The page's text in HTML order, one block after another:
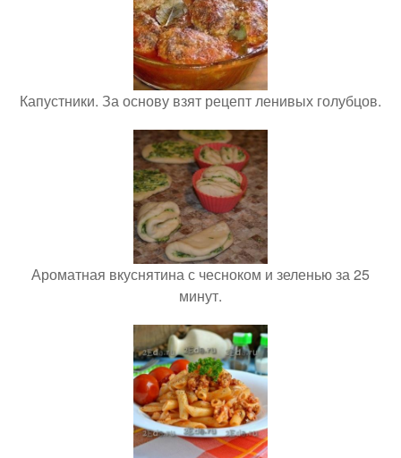
Капустники. За основу взят рецепт ленивых голубцов.
Ароматная вкуснятина с чесноком и зеленью за 25
минут.